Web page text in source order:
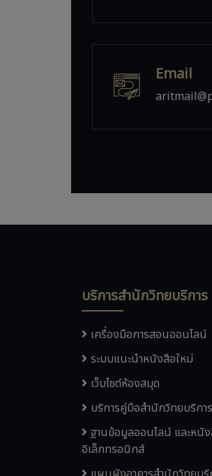
Email
บริการสำนักวิทยบริการ
เครื่องมือการสอนออนไลน์
ระบบแนะนำหนังสือใหม่
เว็บไซต์ห้องสมุด
บริการคู่มือสำนักวิทยบริการ
ฐานข้อมูลออนไลน์ และหนั
อิเล็กทรอนิกส์